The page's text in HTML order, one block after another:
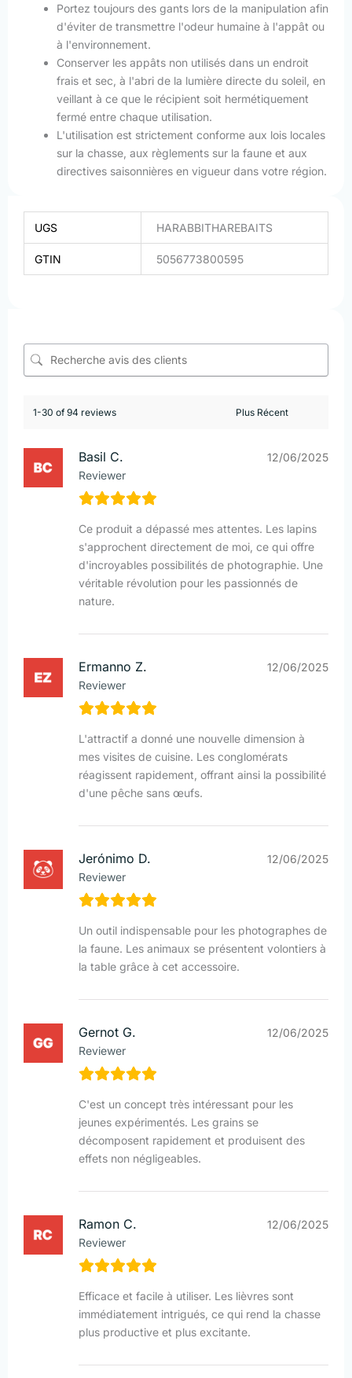
Portez toujours des gants lors de la manipulation afin
d'éviter de transmettre l'odeur humaine à l'appât ou
à l'environnement.
Conserver les appâts non utilisés dans un endroit
frais et sec, à l'abri de la lumière directe du soleil, en
veillant à ce que le récipient soit hermétiquement
fermé entre chaque utilisation.
L'utilisation est strictement conforme aux lois locales
sur la chasse, aux règlements sur la faune et aux
directives saisonnières en vigueur dans votre région.
UGS HARABBITHAREBAITS
GTIN 5056773800595
1-30 of 94 reviews
Basil C.
Reviewer
12/06/2025
Ce produit a dépassé mes attentes. Les lapins
s'approchent directement de moi, ce qui offre
d'incroyables possibilités de photographie. Une
véritable révolution pour les passionnés de
nature.
Ermanno Z.
Reviewer
12/06/2025
L'attractif a donné une nouvelle dimension à
mes visites de cuisine. Les conglomérats
réagissent rapidement, offrant ainsi la possibilité
d'une pêche sans œufs.
Jerónimo D.
Reviewer
12/06/2025
Un outil indispensable pour les photographes de
la faune. Les animaux se présentent volontiers à
la table grâce à cet accessoire.
Gernot G.
Reviewer
12/06/2025
C'est un concept très intéressant pour les
jeunes expérimentés. Les grains se
décomposent rapidement et produisent des
effets non négligeables.
Ramon C.
Reviewer
12/06/2025
Efficace et facile à utiliser. Les lièvres sont
immédiatement intrigués, ce qui rend la chasse
plus productive et plus excitante.